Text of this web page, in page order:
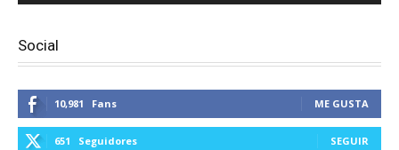
Social
10,981 Fans ME GUSTA
651 Seguidores SEGUIR